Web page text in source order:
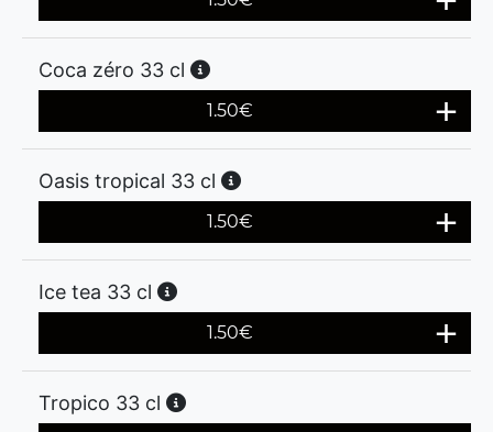
Coca zéro 33 cl
1.50€
Oasis tropical 33 cl
1.50€
Ice tea 33 cl
1.50€
Tropico 33 cl